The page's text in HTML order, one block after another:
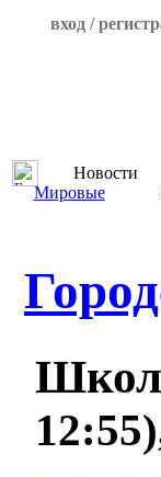
вход /
Новости
Мировые